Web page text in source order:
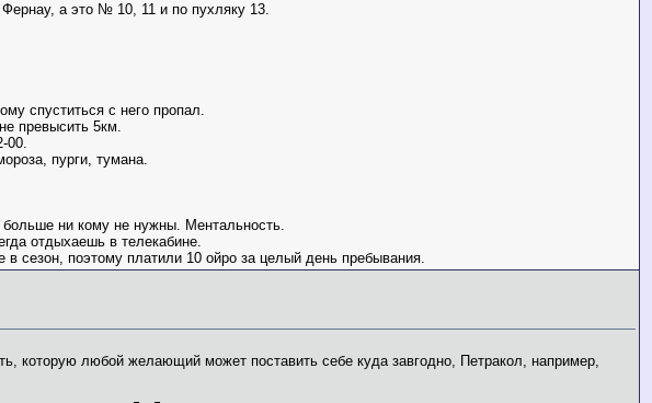
а это № 10, 11 и по пухляку 13.
спуститься с него пропал.
превысить 5км.
00.
пурги, тумана.
ни кому не нужны. Ментальность.
отдыхаешь в телекабине.
сезон, поэтому платили 10 ойро за целый день пребывания.
которую любой желающий может поставить себе куда завгодно, Петракол, например,